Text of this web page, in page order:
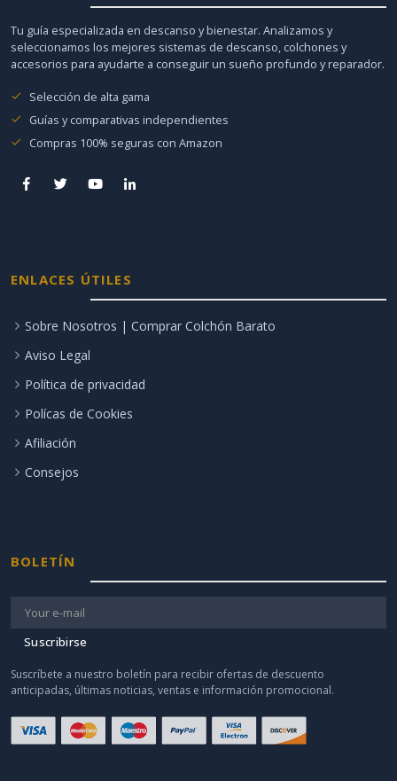
Tu guía especializada en descanso y bienestar. Analizamos y
seleccionamos los mejores sistemas de descanso, colchones y
accesorios para ayudarte a conseguir un sueño profundo y reparador.
Selección de alta gama
Guías y comparativas independientes
Compras 100% seguras con Amazon
ENLACES ÚTILES
Sobre Nosotros | Comprar Colchón Barato
Aviso Legal
Política de privacidad
Polícas de Cookies
Afiliación
Consejos
BOLETÍN
Suscribirse
Suscríbete a nuestro boletín para recibir ofertas de descuento
anticipadas, últimas noticias, ventas e información promocional.